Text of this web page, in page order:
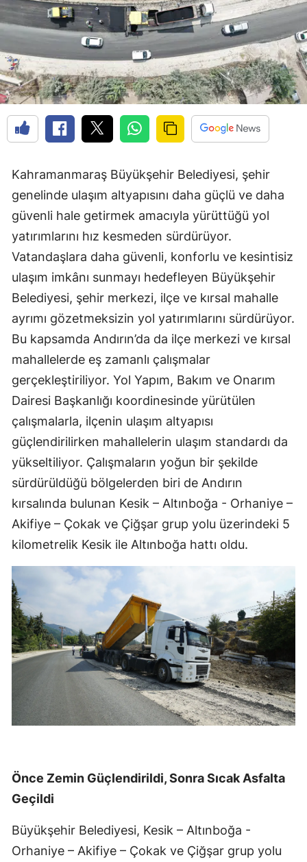
Kahramanmaraş Büyükşehir Belediyesi, şehir
genelinde ulaşım altyapısını daha güçlü ve daha
güvenli hale getirmek amacıyla yürüttüğü yol
yatırımlarını hız kesmeden sürdürüyor.
Vatandaşlara daha güvenli, konforlu ve kesintisiz
ulaşım imkânı sunmayı hedefleyen Büyükşehir
Belediyesi, şehir merkezi, ilçe ve kırsal mahalle
ayrımı gözetmeksizin yol yatırımlarını sürdürüyor.
Bu kapsamda Andırın’da da ilçe merkezi ve kırsal
mahallelerde eş zamanlı çalışmalar
gerçekleştiriliyor. Yol Yapım, Bakım ve Onarım
Dairesi Başkanlığı koordinesinde yürütülen
çalışmalarla, ilçenin ulaşım altyapısı
güçlendirilirken mahallelerin ulaşım standardı da
yükseltiliyor. Çalışmaların yoğun bir şekilde
sürdürüldüğü bölgelerden biri de Andırın
kırsalında bulunan Kesik – Altınboğa - Orhaniye –
Akifiye – Çokak ve Çiğşar grup yolu üzerindeki 5
kilometrelik Kesik ile Altınboğa hattı oldu.
Önce Zemin Güçlendirildi, Sonra Sıcak Asfalta
Geçildi
Büyükşehir Belediyesi, Kesik – Altınboğa -
Orhaniye – Akifiye – Çokak ve Çiğşar grup yolu